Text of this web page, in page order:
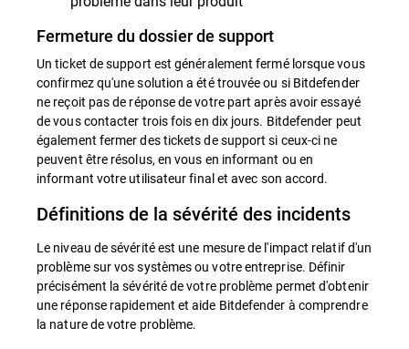
Fermeture du dossier de support
Un ticket de support est généralement fermé lorsque vous
confirmez qu'une solution a été trouvée ou si Bitdefender
ne reçoit pas de réponse de votre part après avoir essayé
de vous contacter trois fois en dix jours. Bitdefender peut
également fermer des tickets de support si ceux-ci ne
peuvent être résolus, en vous en informant ou en
informant votre utilisateur final et avec son accord.
Définitions de la sévérité des incidents
Le niveau de sévérité est une mesure de l'impact relatif d'un
problème sur vos systèmes ou votre entreprise. Définir
précisément la sévérité de votre problème permet d'obtenir
une réponse rapidement et aide Bitdefender à comprendre
la nature de votre problème.